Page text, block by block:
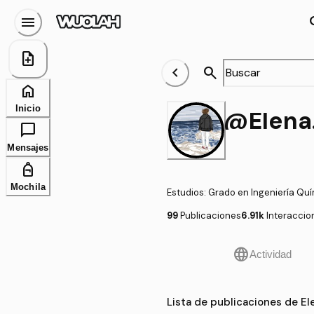
chevron_left search
Estudios: Grado en Ingeniería
99Publicaciones6.91k
languageActividad
Lista de publicaciones de
menu
note_add
home
Inicio
chat_bubble
Mensajes
personal_bag
Mochila